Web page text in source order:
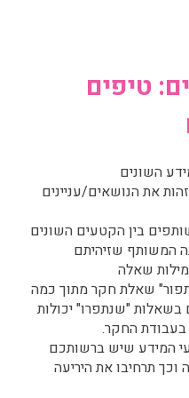
טיפים
השונים
את הנושאים/עניינים
בין הקטעים השונים
המשותף שזיהיתם
שאלה
שאלת חקר מתוך כמה
בשאלות "שנתפרו" יכולות
החקר.
המידע שיש ברשותכם
תרחיבו את היריעה